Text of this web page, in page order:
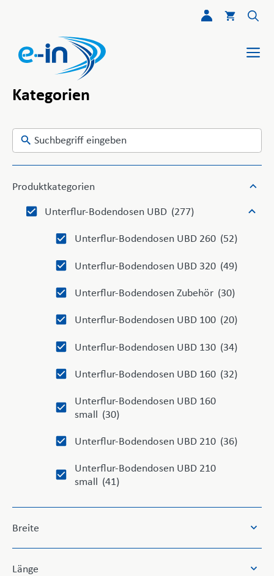
results
Kategorien
Produktkategorien
Unterflur-Bodendosen UBD (277)
Unterflur-Bodendosen UBD 260 (52)
Unterflur-Bodendosen UBD 320 (49)
Unterflur-Bodendosen Zubehör (30)
Unterflur-Bodendosen UBD 100 (20)
Unterflur-Bodendosen UBD 130 (34)
Unterflur-Bodendosen UBD 160 (32)
Unterflur-Bodendosen UBD 160
small (30)
Unterflur-Bodendosen UBD 210 (36)
Unterflur-Bodendosen UBD 210
small (41)
Breite
21
Länge
33